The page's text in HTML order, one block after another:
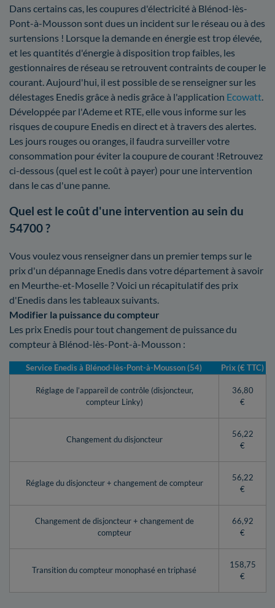
Dans certains cas, les coupures d'électricité à Blénod-lès-
Pont-à-Mousson sont dues un incident sur le réseau ou à des
surtensions ! Lorsque la demande en énergie est trop élevée,
et les quantités d'énergie à disposition trop faibles, les
gestionnaires de réseau se retrouvent contraints de couper le
courant. Aujourd'hui, il est possible de se renseigner sur les
délestages Enedis grâce à nedis grâce à l'application Ecowatt.
Développée par l'Ademe et RTE, elle vous informe sur les
risques de coupure Enedis en direct et à travers des alertes.
Les jours rouges ou oranges, il faudra surveiller votre
consommation pour éviter la coupure de courant !Retrouvez
ci-dessous (quel est le coût à payer) pour une intervention
dans le cas d'une panne.
Quel est le coût d'une intervention au sein du
54700 ?
Vous voulez vous renseigner dans un premier temps sur le
prix d'un dépannage Enedis dans votre département à savoir
en Meurthe-et-Moselle ? Voici un récapitulatif des prix
d'Enedis dans les tableaux suivants.
Modifier la puissance du compteur
Les prix Enedis pour tout changement de puissance du
compteur à Blénod-lès-Pont-à-Mousson :
Service Enedis à Blénod-lès-Pont-à-Mousson (54) Prix (€ TTC)
Réglage de l’appareil de contrôle (disjoncteur,
compteur Linky)
36,80
€
Changement du disjoncteur
56,22
€
Réglage du disjoncteur + changement de compteur
56,22
€
Changement de disjoncteur + changement de
compteur
66,92
€
Transition du compteur monophasé en triphasé
158,75
€